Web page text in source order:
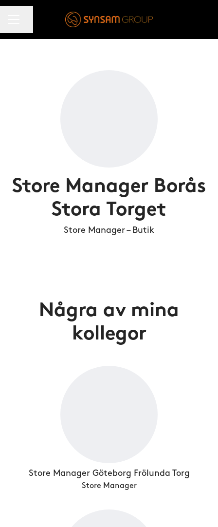
Store Manager Borås
Stora Torget
Store Manager – Butik
Några av mina
kollegor
Store Manager Göteborg Frölunda Torg
Store Manager